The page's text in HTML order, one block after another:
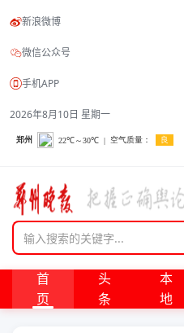
新浪微博
微信公众号
手机APP
2026年8月10日 星期一
首
页
头
条
本
地